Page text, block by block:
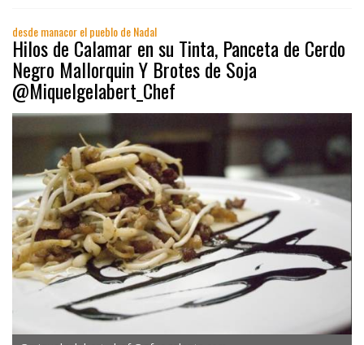
desde manacor el pueblo de Nadal
Hilos de Calamar en su Tinta, Panceta de Cerdo
Negro Mallorquin Y Brotes de Soja
@Miquelgelabert_Chef